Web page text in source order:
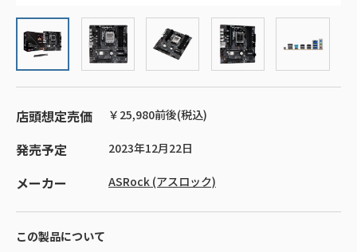
店頭想定売価 ￥25,980前後(税込)
発売予定 2023年12月22日
メーカー ASRock (アスロック)
この製品について